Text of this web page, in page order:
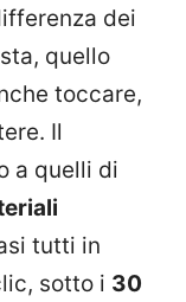
dei
quello
toccare,
Il
a quelli di
tutti in
sotto i 30